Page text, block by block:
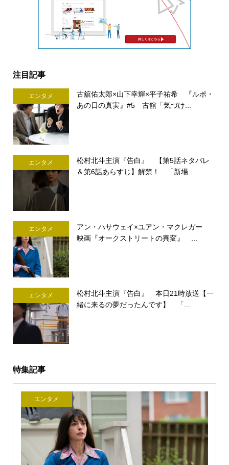
注目記事
エンタメ
古舘佑太郎×山下幸輝×平子祐希 『ルポ・
あの日の真実』#5 古舘「気づけ...
エンタメ
松村北斗主演『告白』 【第5話ネタバレ
＆第6話あらすじ】解禁！ 「新場...
エンタメ
アン・ハサウェイ×ユアン・マクレガー
映画『オークストリートの異変』 ...
エンタメ
松村北斗主演『告白』 本日21時放送【一
緒に来るの夢だったんです】 「...
特集記事
エンタメ